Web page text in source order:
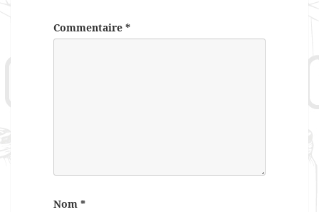
Commentaire *
Nom *